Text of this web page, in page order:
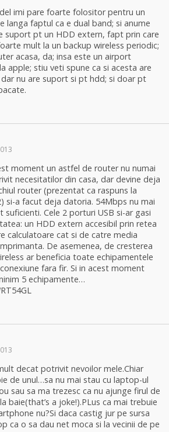
imi pare foarte folositor pentru un
langa faptul ca e dual band; si anume
suport pt un HDD extern, fapt prin care
mult la un backup wireless periodic;
acasa, da; insa este un airport
apple; stiu veti spune ca si acesta are
nu are suport si pt hdd; si doar pt
moment un astfel de router nu numai
necesitatilor din casa, dar devine deja
router (prezentat ca raspuns la
si-a facut deja datoria. 54Mbps nu mai
suficienti. Cele 2 porturi USB si-ar gasi
un HDD extern accesibil prin retea
calculatoare cat si de catre media
De asemenea, de cresterea
ar beneficia toate echipamentele
fara fir. Si in acest moment
5 echipamente…
decat potrivit nevoilor mele.Chiar
de unul…sa nu mai stau cu laptop-ul
sau sa ma trezesc ca nu ajunge firul de
baie(that’s a joke!).PLus ca mai trebuie
nu?Si daca castig jur pe sursa
ca o sa dau net moca si la vecinii de pe